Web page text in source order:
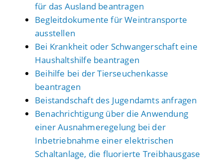
für das Ausland beantragen
Begleitdokumente für Weintransporte
ausstellen
Bei Krankheit oder Schwangerschaft eine
Haushaltshilfe beantragen
Beihilfe bei der Tierseuchenkasse
beantragen
Beistandschaft des Jugendamts anfragen
Benachrichtigung über die Anwendung
einer Ausnahmeregelung bei der
Inbetriebnahme einer elektrischen
Schaltanlage, die fluorierte Treibhausgase